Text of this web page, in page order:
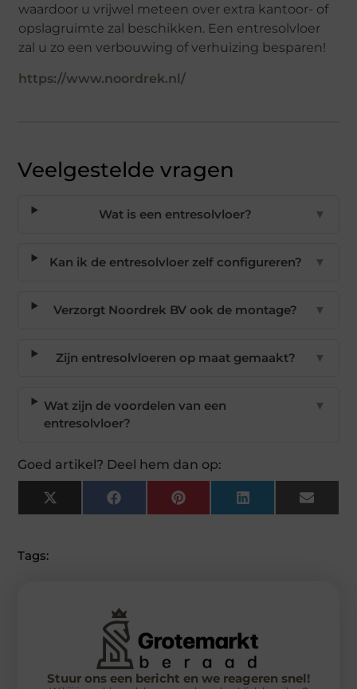
waardoor u vrijwel meteen over extra kantoor- of
opslagruimte zal beschikken. Een entresolvloer
zal u zo een verbouwing of verhuizing besparen!
https://www.noordrek.nl/
Veelgestelde vragen
Wat is een entresolvloer? ▼
Kan ik de entresolvloer zelf configureren? ▼
Verzorgt Noordrek BV ook de montage? ▼
Zijn entresolvloeren op maat gemaakt? ▼
Wat zijn de voordelen van een
entresolvloer?
▼
Goed artikel? Deel hem dan op:
X
(Twitter)
FacebookPinterest LinkedIn Email
Tags:
Stuur ons een bericht en we reageren snel!